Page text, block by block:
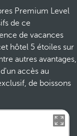
Premium Level
de ce
de vacances
hôtel 5 étoiles sur
autres avantages,
accès au
de boissons